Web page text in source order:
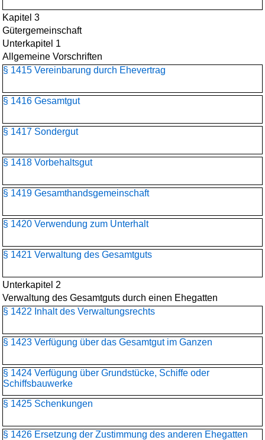
Kapitel 3
Gütergemeinschaft
Unterkapitel 1
Allgemeine Vorschriften
§ 1415 Vereinbarung durch Ehevertrag
§ 1416 Gesamtgut
§ 1417 Sondergut
§ 1418 Vorbehaltsgut
§ 1419 Gesamthandsgemeinschaft
§ 1420 Verwendung zum Unterhalt
§ 1421 Verwaltung des Gesamtguts
Unterkapitel 2
Verwaltung des Gesamtguts durch einen Ehegatten
§ 1422 Inhalt des Verwaltungsrechts
§ 1423 Verfügung über das Gesamtgut im Ganzen
§ 1424 Verfügung über Grundstücke, Schiffe oder
Schiffsbauwerke
§ 1425 Schenkungen
§ 1426 Ersetzung der Zustimmung des anderen Ehegatten